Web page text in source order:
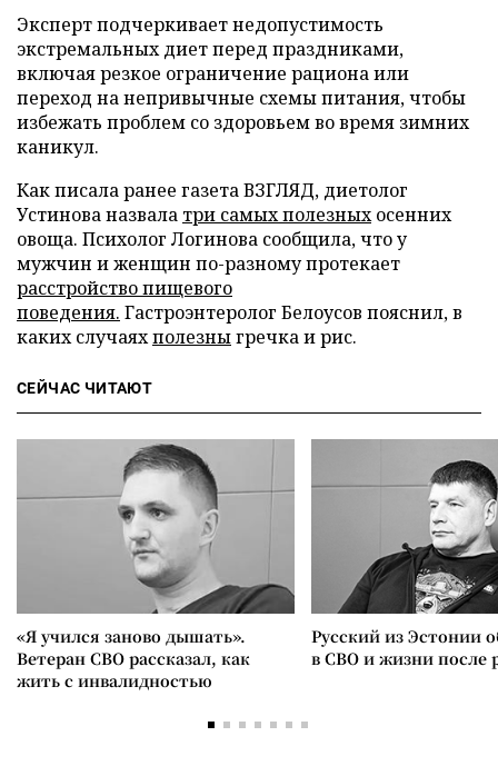
Эксперт подчеркивает недопустимость
экстремальных диет перед праздниками,
включая резкое ограничение рациона или
переход на непривычные схемы питания, чтобы
избежать проблем со здоровьем во время зимних
каникул.
Как писала ранее газета ВЗГЛЯД, диетолог
Устинова назвала три самых полезныхосенних
овоща. Психолог Логинова сообщила, что у
мужчин и женщин по-разному протекает
расстройство пищевого
поведения. Гастроэнтеролог Белоусов пояснил, в
каких случаяхполезныгречка и рис.
СЕЙЧАС ЧИТАЮТ
«Я учился заново дышать».
Ветеран СВО рассказал, как
жить с инвалидностью
Русский из Эстонии
в СВО и жизни после